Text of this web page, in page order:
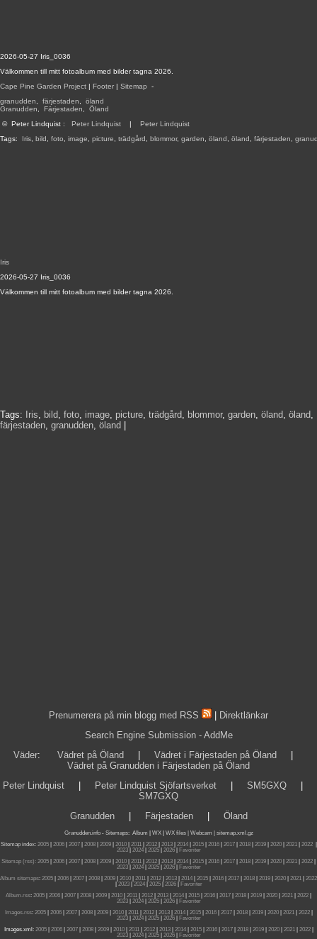
2026-05-27 Iris_0036
Välkommen till mitt fotoalbum med bilder tagna 2026.
Cape Pine Garden Project | Footer | Sitemap -
granudden
färjestaden
öland
Granudden
Färjestaden
Öland
© Peter Lindquist : Peter Lindquist | Peter Lindquist
Tags: Iris bild foto image picture trädgård blommor, garden öland öland färjestaden
Iris
2026-05-27 Iris_0036
Välkommen till mitt fotoalbum med bilder tagna 2026.
Tags: Iris, bild, foto, image, picture, trädgård, blommor, garden, öland, öland,
färjestaden, granudden, öland
Prenumerera på min blogg med RSS
Direktlänkar
Search Engine Submission - AddMe
Väder: Vädret på Öland Vädret i Färjestaden på Öland
Vädret på Granudden i Färjestaden på Öland
Peter Lindquist
Peter Lindquist Sjöfartsverket SM5GXQ
SM7GXQ
Granudden| Färjestaden| Öland
Granudden.info- Sitemaps: Album WX WX files | Webcam |
sitemap.xml.gz
Sitemap index: 2005| 2006| 2007| 2008| 2009| 2010| 2011| 2012| 2013| 2014| 2015| 2016| 2017| 2018| 2019| 2020| 2021| 2022|
2023| 2024| 2025| 2026|
Favoriter
Sitemap (rss): 2005 2006 2007 2008 2009 2010 2011 2012 2013 2014 2015 2016 2017 2018 2019 2020 2021 2022
2023| 2024| 2025| 2026|
Favoriter
Album sitemaps: 2005 2006 2007 2008 2009 2010 2011 2012 2013 2014 2015 2016 2017 2018 2019 2020 2021
2022
2023| 2024| 2025| 2026|
Favoriter
Album.rss: 2005 2006 2007 2008 2009 2010 2011 2012 2013 2014 2015 2016 2017 2018 2019 2020 2021 2022
2023| 2024| 2025| 2026|
Favoriter
Images.rss: 2005| 2006| 2007| 2008| 2009| 2010| 2011| 2012| 2013| 2014| 2015| 2016| 2017| 2018| 2019| 2020| 2021| 2022|
2023| 2024| 2025| 2026|
Favoriter
Images.xml: 2005| 2006| 2007| 2008| 2009| 2010| 2011| 2012| 2013| 2014| 2015| 2016| 2017| 2018| 2019| 2020| 2021| 2022|
2023| 2024| 2025| 2026|
Favoriter